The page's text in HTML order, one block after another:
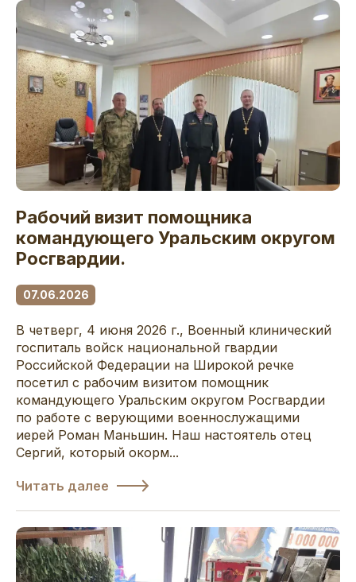
Рабочий визит помощника
командующего Уральским округом
Росгвардии.
07.06.2026
В четверг, 4 июня 2026 г., Военный клинический
госпиталь войск национальной гвардии
Российской Федерации на Широкой речке
посетил с рабочим визитом помощник
командующего Уральским округом Росгвардии
по работе с верующими военнослужащими
иерей Роман Маньшин. Наш настоятель отец
Сергий, который окорм...
Читать далее